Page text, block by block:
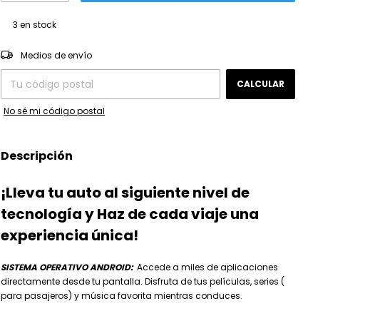
3 en stock
Entregas para el CP:
Medios de envío
CALCULAR
No sé mi código postal
Descripción
¡Lleva tu auto al siguiente nivel de
tecnología y Haz de cada viaje una
experiencia única!
SISTEMA OPERATIVO ANDROID: Accede a miles de aplicaciones
directamente desde tu pantalla. Disfruta de tus películas, series (
para pasajeros) y música favorita mientras conduces.